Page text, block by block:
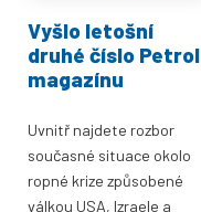
Vyšlo letošní
druhé číslo Petrol
magazínu
Uvnitř najdete rozbor
současné situace okolo
ropné krize způsobené
válkou USA, Izraele a